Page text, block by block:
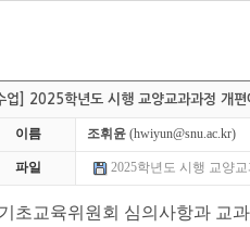
업] 2025학년도 시행 교양교과과정 개
이름 조휘윤 (hwiyun@snu.ac.kr)
파일 2025학년도 시행 교양
기초교육위원회 심의사항과 교